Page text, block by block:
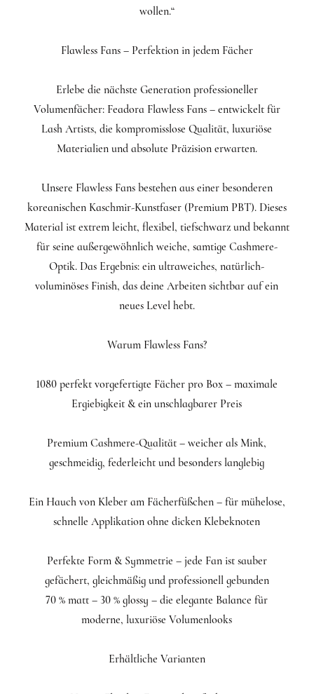
wollen.“
Flawless Fans – Perfektion in jedem Fächer
Erlebe die nächste Generation professioneller
Volumenfächer: Feadora Flawless Fans – entwickelt für
Lash Artists, die kompromisslose Qualität, luxuriöse
Materialien und absolute Präzision erwarten.
Unsere Flawless Fans bestehen aus einer besonderen
koreanischen Kaschmir-Kunstfaser (Premium PBT). Dieses
Material ist extrem leicht, flexibel, tiefschwarz und bekannt
für seine außergewöhnlich weiche, samtige Cashmere-
Optik. Das Ergebnis: ein ultraweiches, natürlich-
voluminöses Finish, das deine Arbeiten sichtbar auf ein
neues Level hebt.
Warum Flawless Fans?
1080 perfekt vorgefertigte Fächer pro Box – maximale
Ergiebigkeit & ein unschlagbarer Preis
Premium Cashmere-Qualität – weicher als Mink,
geschmeidig, federleicht und besonders langlebig
Ein Hauch von Kleber am Fächerfüßchen – für mühelose,
schnelle Applikation ohne dicken Klebeknoten
Perfekte Form & Symmetrie – jede Fan ist sauber
gefächert, gleichmäßig und professionell gebunden
70 % matt – 30 % glossy – die elegante Balance für
moderne, luxuriöse Volumenlooks
Erhältliche Varianten